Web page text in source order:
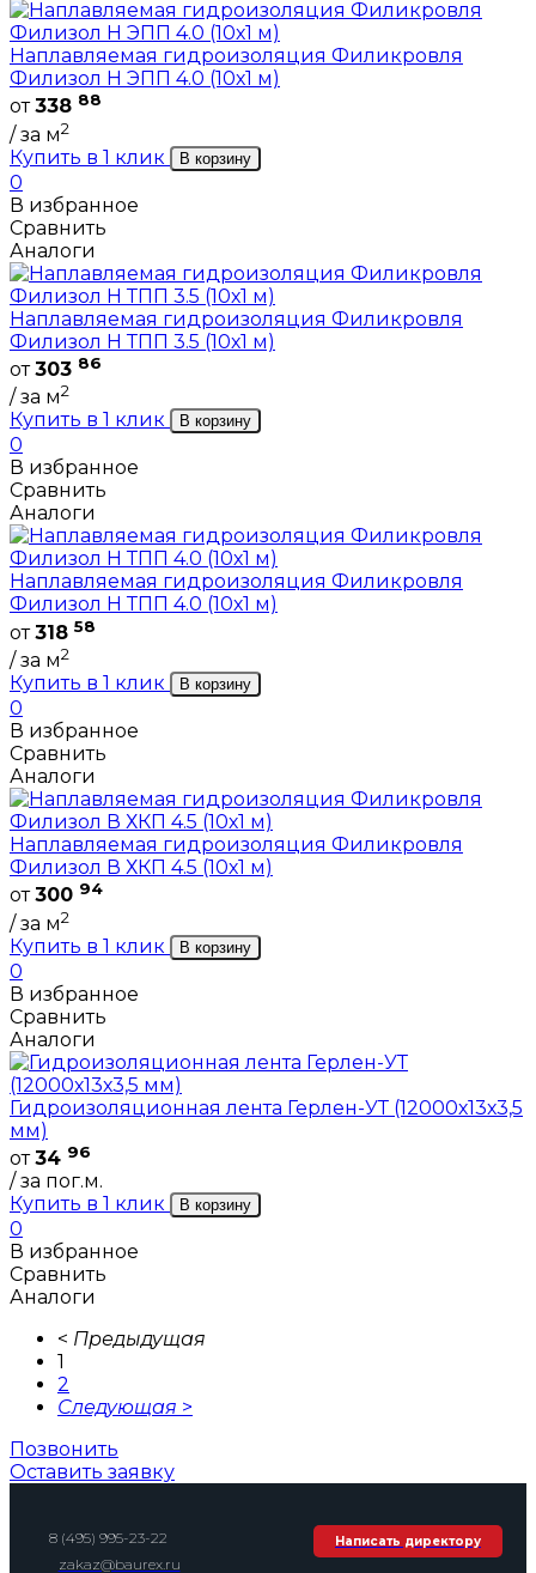
Наплавляемая гидроизоляция Филикровля
Филизол Н ЭПП 4.0 (10х1 м)
от338 88
/ за м2
Купить в 1 клик В корзину
0
В избранное
Сравнить
Аналоги
Наплавляемая гидроизоляция Филикровля
Филизол Н ТПП 3.5 (10х1 м)
от303 86
/ за м2
Купить в 1 клик В корзину
0
В избранное
Сравнить
Аналоги
Наплавляемая гидроизоляция Филикровля
Филизол Н ТПП 4.0 (10х1 м)
от318 58
/ за м2
Купить в 1 клик В корзину
0
В избранное
Сравнить
Аналоги
Наплавляемая гидроизоляция Филикровля
Филизол В ХКП 4.5 (10х1 м)
от300 94
/ за м2
Купить в 1 клик В корзину
0
В избранное
Сравнить
Аналоги
Гидроизоляционная лента Герлен-УТ (12000х13х3,5
мм)
от34 96
/ за пог.м.
Купить в 1 клик
В корзину
0
В избранное
Сравнить
Аналоги
< Предыдущая
1
2
Следующая >
Позвонить
Оставить заявку
8 (495) 995-23-22
zakaz@baurex.ru
Написать директору